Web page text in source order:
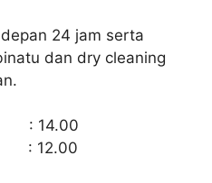
24 jam serta
dan dry cleaning
: 14.00
: 12.00